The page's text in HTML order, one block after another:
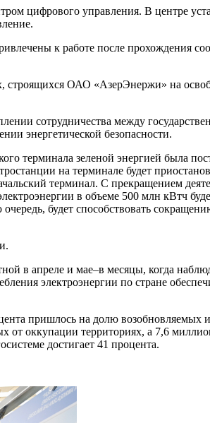
цифрового управления. В центре
к работе после прохождения
строящихся ОАО «АзерЭнержи» на
сотрудничества между
энергетической безопасности.
терминала зеленой энергией была
на терминале будет
терминал. С прекращением
в объеме 500 млн кВтч
будет способствовать
в апреле и мае–в месяцы, когда
электроэнергии по стране
пришлось на долю возобновляемых
оккупации территориях, а 7,6
достигает 41 процента.